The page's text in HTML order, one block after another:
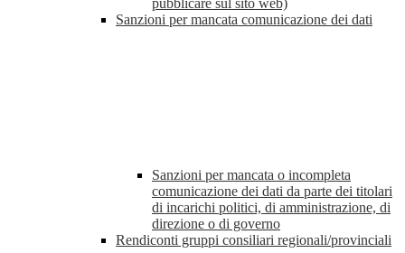
pubblicare sul sito web)
Sanzioni per mancata comunicazione dei dati
Sanzioni per mancata o incompleta
comunicazione dei dati da parte dei titolari
di incarichi politici, di amministrazione, di
direzione o di governo
Rendiconti gruppi consiliari regionali/provinciali